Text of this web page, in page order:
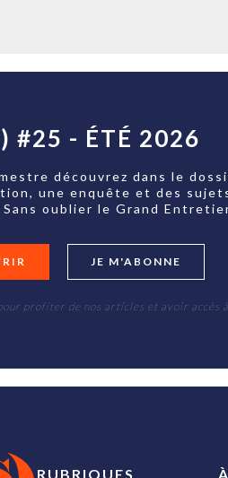
#25 - ÉTÉ 2026
découvrez dans le
une enquête et des
oublier le Grand
JE M'ABONNE
profiter de nos articles et avoir accès
RUBRIQUES